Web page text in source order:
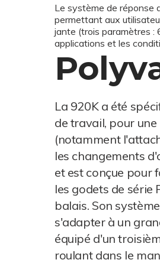
Le système de réponse
permettant aux
jante (trois paramètres :
applications et les
La 920K a été
de travail, pour
(notamment
les changements
et est conçue pour
les godets de série
balais. Son
s'adapter à un
équipé d'un
roulant dans le